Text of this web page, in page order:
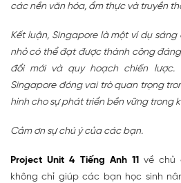
các nền văn hóa, ẩm thực và truyền
Kết luận, Singapore là một ví dụ
nhỏ có thể đạt được thành công
đổi mới và quy hoạch chiến
Singapore đóng vai trò quan trọng
hình cho sự phát triển bền vững trong
Cảm ơn sự chú ý của các bạn.
Project Unit 4 Tiếng Anh 11 về chủ
không chỉ giúp các bạn học sinh